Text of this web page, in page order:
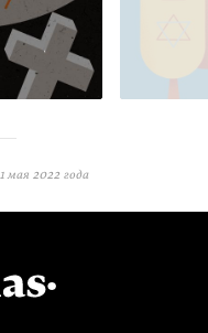
мая 2022 года